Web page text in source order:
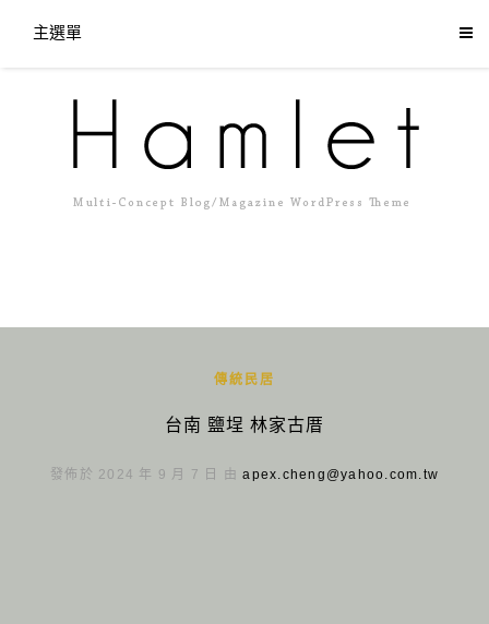
主選單
傳統民居
台南 鹽埕 林家古厝
發佈於 2024 年 9 月 7 日 由apex.cheng@yahoo.com.tw